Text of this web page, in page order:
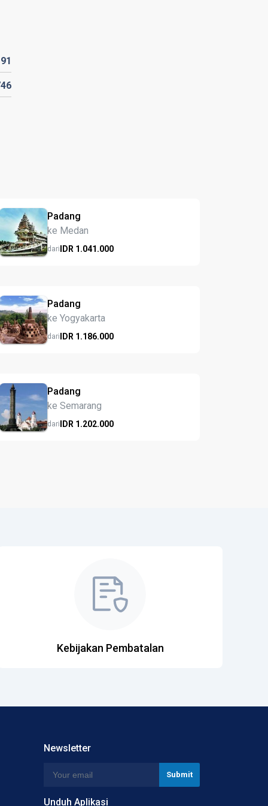
Padang
ke Medan
dariIDR 1.041.000
Padang
ke Yogyakarta
dariIDR 1.186.000
Padang
ke Semarang
dariIDR 1.202.000
Kebijakan Pembatalan
Newsletter
Unduh Aplikasi